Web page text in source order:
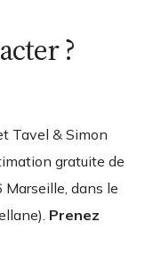
?
Tavel & Simon
gratuite de
dans le
Prenez